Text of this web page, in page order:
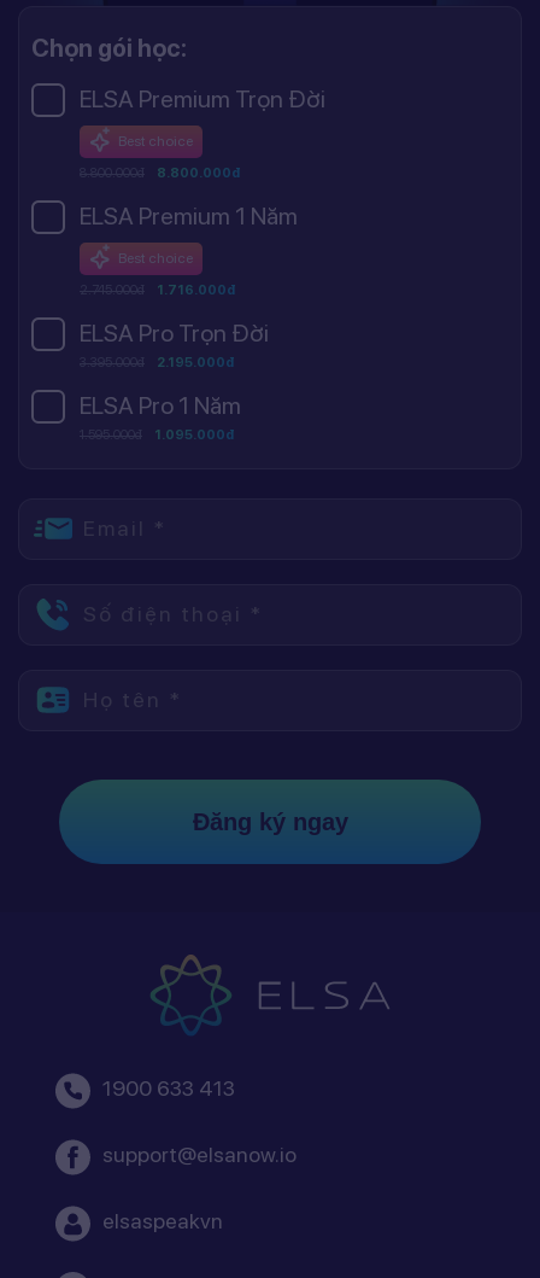
Chọn gói học:
ELSA Premium Trọn Đời
Best choice
8.800.000đ 8.800.000đ
ELSA Premium 1 Năm
Best choice
2.745.000đ 1.716.000đ
ELSA Pro Trọn Đời
3.395.000đ 2.195.000đ
ELSA Pro 1 Năm
1.595.000đ 1.095.000đ
Email *
Số điện thoại *
Họ tên *
Đăng ký ngay
1900 633 413
support@elsanow.io
elsaspeakvn